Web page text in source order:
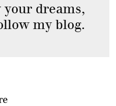
your dreams,
my blog.